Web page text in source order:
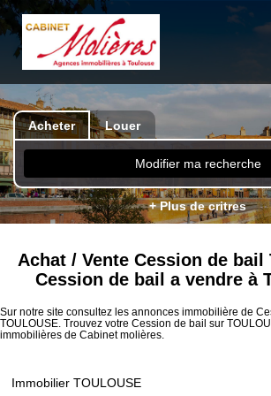
Acheter Louer
Modifier ma recherche
+ Plus de critres
Achat / Vente Cession de bail
Cession de bail a vendre à
Sur notre site consultez les annonces immobilière de
TOULOUSE. Trouvez votre Cession de bail sur
immobilières de Cabinet molières.
Immobilier TOULOUSE